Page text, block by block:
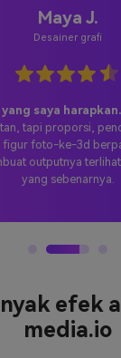
Maya J.
Desainer grafi
saya harapkan.
tapi proporsi,
figur foto-ke-3d
outputnya
yang sebenarnya.
efek
media.io